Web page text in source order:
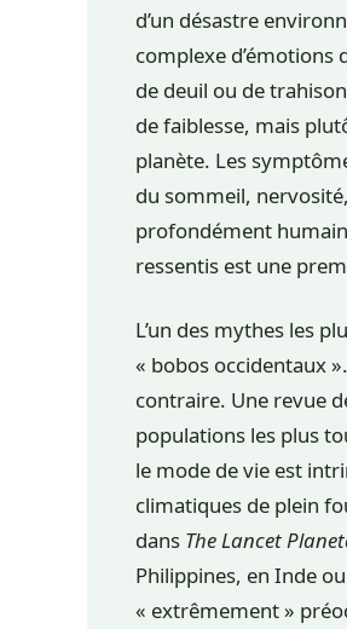
d’un désastre
complexe d’émotions
de deuil ou de
de faiblesse, mais
planète. Les
du sommeil,
profondément
ressentis est une
L’un des mythes les
« bobos occidentaux
contraire. Une revue
populations les plus
le mode de vie est
climatiques de plein
dans The Lancet
Philippines, en Inde
« extrêmement »